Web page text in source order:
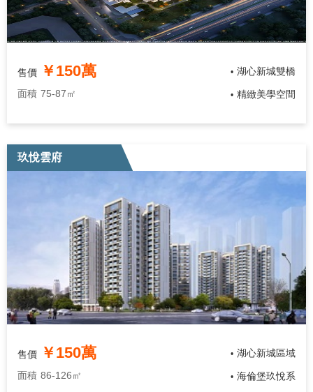
售價 ￥150萬
面積 75-87㎡
• 湖心新城雙橋
• 精緻美學空間
玖悅雲府
售價 ￥150萬
面積 86-126㎡
• 湖心新城區域
• 海倫堡玖悅系